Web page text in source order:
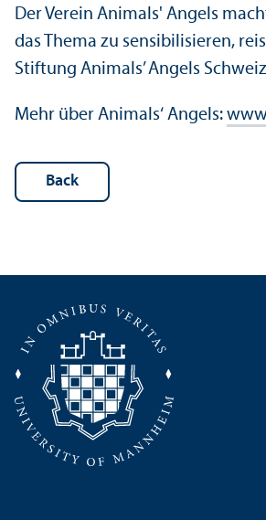
Der Verein Animals' Angels
das Thema zu sensibilisieren,
Stiftung Animals’ Angels
Mehr über Animals‘ Angels:
Back